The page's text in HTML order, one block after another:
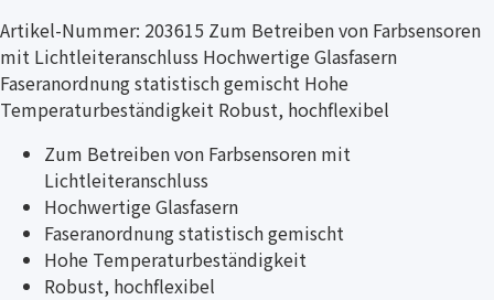
Artikel-Nummer: 203615 Zum Betreiben von Farbsensoren
mit Lichtleiteranschluss Hochwertige Glasfasern
Faseranordnung statistisch gemischt Hohe
Temperaturbeständigkeit Robust, hochflexibel
Zum Betreiben von Farbsensoren mit
Lichtleiteranschluss
Hochwertige Glasfasern
Faseranordnung statistisch gemischt
Hohe Temperaturbeständigkeit
Robust, hochflexibel